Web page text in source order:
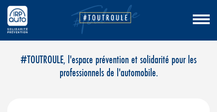
#TOUTROULE, l'espace prévention et solidarité pour les
professionnels de l'automobile.